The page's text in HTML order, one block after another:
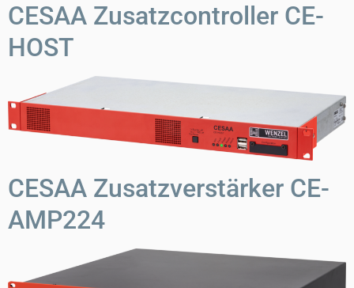
CESAA Zusatzcontroller CE-
HOST
CESAA Zusatzverstärker CE-
AMP224